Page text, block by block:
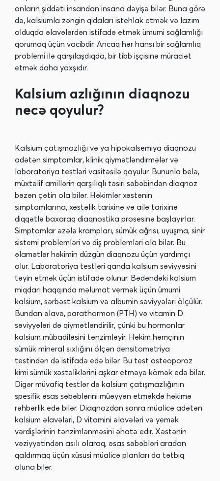
onların şiddəti insandan insana dəyişə bilər. Buna görə
də, kalsiumla zəngin qidaları istehlak etmək və lazım
olduqda əlavələrdən istifadə etmək ümumi sağlamlığı
qorumaq üçün vacibdir. Ancaq hər hansı bir sağlamlıq
problemi ilə qarşılaşdıqda, bir tibb işçisinə müraciət
etmək daha yaxşıdır.
Kalsium azlığının diaqnozu
necə qoyulur?
Kalsium çatışmazlığı və ya hipokalsemiya diaqnozu
adətən simptomlar, klinik qiymətləndirmələr və
laboratoriya testləri vasitəsilə qoyulur. Bununla belə,
müxtəlif amillərin qarşılıqlı təsiri səbəbindən diaqnoz
bəzən çətin ola bilər. Həkimlər xəstənin
simptomlarına, xəstəlik tarixinə və ailə tarixinə
diqqətlə baxaraq diaqnostika prosesinə başlayırlar.
Simptomlar əzələ krampları, sümük ağrısı, uyuşma, sinir
sistemi problemləri və diş problemləri ola bilər. Bu
əlamətlər həkimin düzgün diaqnozu üçün yardımçı
olur. Laboratoriya testləri qanda kalsium səviyyəsini
təyin etmək üçün istifadə olunur. Bədəndəki kalsium
miqdarı haqqında məlumat vermək üçün ümumi
kalsium, sərbəst kalsium və albumin səviyyələri ölçülür.
Bundan əlavə, parathormon (PTH) və vitamin D
səviyyələri də qiymətləndirilir, çünki bu hormonlar
kalsium mübadiləsini tənzimləyir. Həkim həmçinin
sümük mineral sıxlığını ölçən densitometriya
testindən də istifadə edə bilər. Bu test osteoporoz
kimi sümük xəstəliklərini aşkar etməyə kömək edə bilər.
Digər müvafiq testlər də kalsium çatışmazlığının
spesifik əsas səbəblərini müəyyən etməkdə həkimə
rəhbərlik edə bilər. Diaqnozdan sonra müalicə adətən
kalsium əlavələri, D vitamini əlavələri və yemək
vərdişlərinin tənzimlənməsini əhatə edir. Xəstənin
vəziyyətindən asılı olaraq, əsas səbəbləri aradan
qaldırmaq üçün xüsusi müalicə planları da tətbiq
oluna bilər.